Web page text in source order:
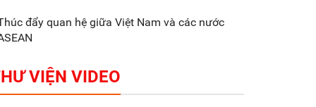
đẩy quan hệ giữa Việt Nam và các nước
VIỆN VIDEO